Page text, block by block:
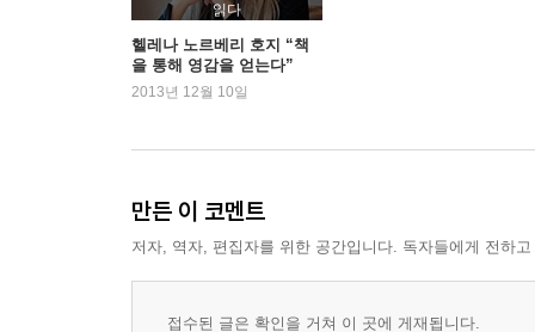
읽다
헬레나 노르베리 호지 “책
을 통해 영감을 얻는다”
2013년 12월 10일
만든 이 코멘트
저자, 역자, 편집자를 위한 공간입니다. 독자들에게 전하
접수된 글은 확인을 거쳐 이 곳에 게재됩니다.